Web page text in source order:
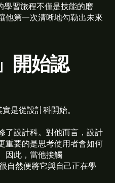
學習旅程不僅是技能的磨
他第一次清晰地勾勒出未來
開始認
是從設計科開始。
了設計科。對他而言，設計
重要的是思考使用者會如何
因此，當他接觸
自然便將它與自己正在學